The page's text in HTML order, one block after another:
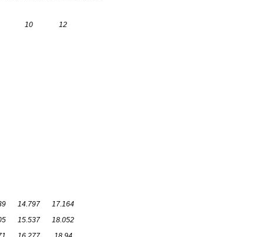
10 12
14.797
17.164
15.537
18.052